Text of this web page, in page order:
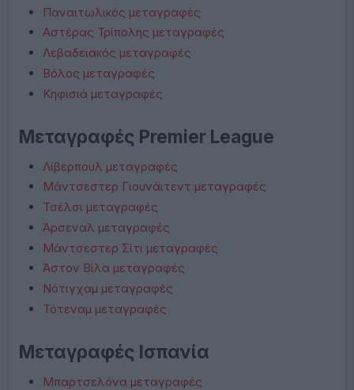
Παναιτωλικός μεταγραφές
Αστέρας Τρίπολης μεταγραφές
Λεβαδειακός μεταγραφές
Βόλος μεταγραφές
Κηφισιά μεταγραφές
Μεταγραφές Premier League
Λίβερπουλ μεταγραφές
Μάντσεστερ Γιουνάιτεντ μεταγραφές
Τσέλσι μεταγραφές
Άρσεναλ μεταγραφές
Μάντσεστερ Σίτι μεταγραφές
Άστον Βίλα μεταγραφές
Νότιγχαμ μεταγραφές
Τότεναμ μεταγραφές
Μεταγραφές Ισπανία
Μπαρτσελόνα μεταγραφές